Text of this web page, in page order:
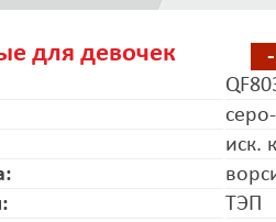
для девочек
иск.
ТЭП